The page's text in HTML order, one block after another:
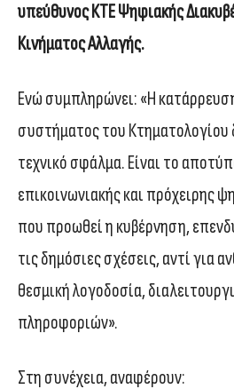
υπεύθυνος ΚΤΕ Ψηφιακής
Κινήματος Αλλαγής.
Ενώ συμπληρώνει: «Η
συστήματος του Κτηματολογίου
τεχνικό σφάλμα. Είναι το
επικοινωνιακής και πρόχειρης
που προωθεί η κυβέρνηση,
τις δημόσιες σχέσεις, αντί για
θεσμική λογοδοσία,
πληροφοριών».
Στη συνέχεια, αναφέρουν: